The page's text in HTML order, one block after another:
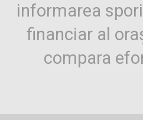
informarea
financiar al
compara